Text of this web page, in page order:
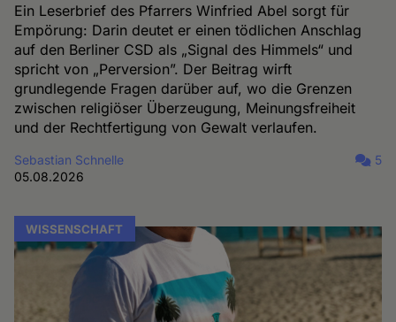
Ein Leserbrief des Pfarrers Winfried Abel sorgt für
Empörung: Darin deutet er einen tödlichen Anschlag
auf den Berliner CSD als „Signal des Himmels“ und
spricht von „Perversion”. Der Beitrag wirft
grundlegende Fragen darüber auf, wo die Grenzen
zwischen religiöser Überzeugung, Meinungsfreiheit
und der Rechtfertigung von Gewalt verlaufen.
Sebastian Schnelle
05.08.2026
5
WISSENSCHAFT